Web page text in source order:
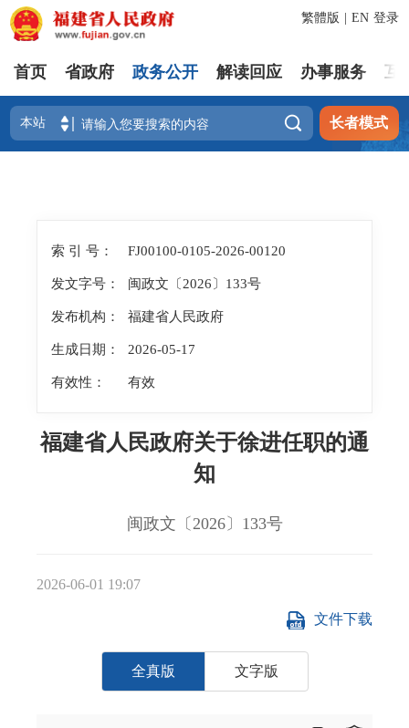
登录
繁體版 EN
首页 省政府 政务公开 解读回应 办事服务 互
 长者模式
索 引 号： FJ00100-0105-2026-00120
发文字号： 闽政文〔2026〕133号
发布机构： 福建省人民政府
生成日期： 2026-05-17
有效性： 有效
福建省人民政府关于徐进任职的通
知
闽政文〔2026〕133号
2026-06-01 19:07
全真版 文字版
文件下载